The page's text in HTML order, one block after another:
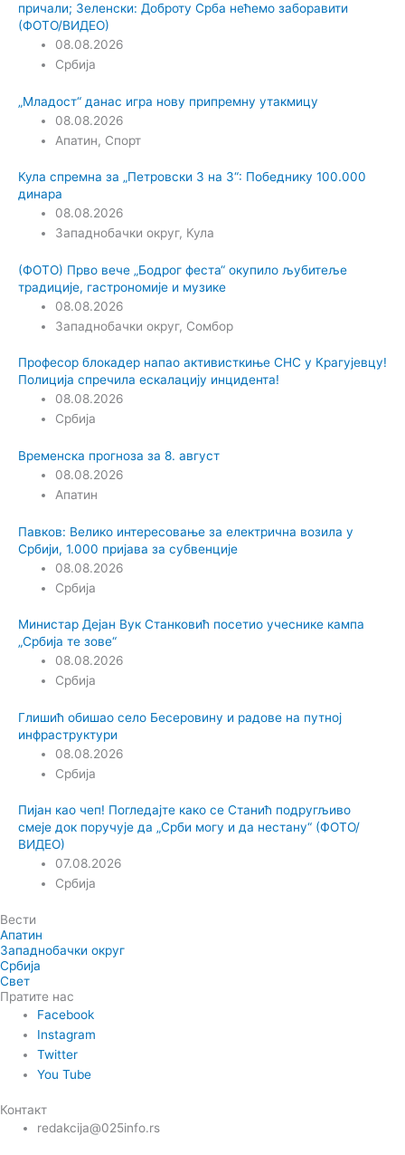
причали; Зеленски: Доброту Срба нећемо заборавити
(ФОТО/ВИДЕО)
08.08.2026
Србија
„Младост“ данас игра нову припремну утакмицу
08.08.2026
Апатин, Спорт
Кула спремна за „Петровски 3 на 3“: Победнику 100.000
динара
08.08.2026
Западнобачки округ, Кула
(ФОТО) Прво вече „Бодрог феста“ окупило љубитеље
традиције, гастрономије и музике
08.08.2026
Западнобачки округ, Сомбор
Професор блокадер напао активисткиње СНС у Крагујевцу!
Полиција спречила ескалацију инцидента!
08.08.2026
Србија
Временска прогноза за 8. август
08.08.2026
Апатин
Павков: Велико интересовање за електрична возила у
Србији, 1.000 пријава за субвенције
08.08.2026
Србија
Министар Дејан Вук Станковић посетио учеснике кампа
„Србија те зове“
08.08.2026
Србија
Глишић обишао село Бесеровину и радове на путној
инфраструктури
08.08.2026
Србија
Пијан као чеп! Погледајте како се Станић подругљиво
смеје док поручује да „Срби могу и да нестану“ (ФОТО/
ВИДЕО)
07.08.2026
Србија
Вести
Апатин
Западнобачки округ
Србија
Свет
Пратите нас
Facebook
Instagram
Twitter
You Tube
Контакт
redakcija@025info.rs